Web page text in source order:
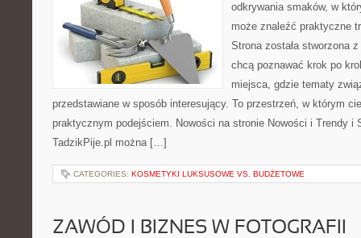
odkrywania smaków, w
może znaleźć praktyczne
Strona została stworzona
chcą poznawać krok po
miejsca, gdzie tematy
przedstawiane w sposób interesujący. To przestrzeń, w którym
praktycznym podejściem. Nowości na stronie Nowości i Trendy i
TadzikPije.pl można […]
CATEGORIES: KOSMETYKI LUKSUSOWE VS. BUDŻETOWE
ZAWÓD I BIZNES W FOTOGRAFII